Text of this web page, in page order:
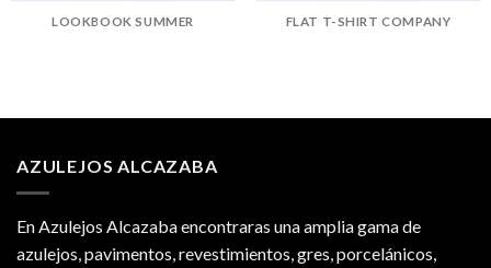
LOOKBOOK SUMMER FLAT T-SHIRT COMPANY
AZULEJOS ALCAZABA
En Azulejos Alcazaba encontraras una amplia gama de
azulejos, pavimentos, revestimientos, gres, porcelánicos,